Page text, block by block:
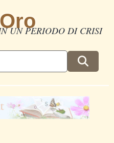
UN PERIODO DI CRISI